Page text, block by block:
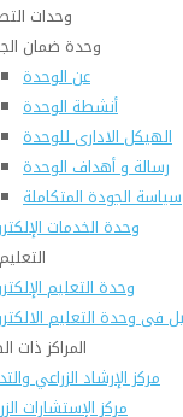
وحدات
وحدة ضمان
عن الوحدة
أنشطة الوحدة
الهيكل الادارى للوحدة
رسالة و أهداف الوحدة
سياسة الجودة المتكاملة
وحدة الخدمات
وحدة التعليم
فى وحدة التعليم
المراكز ذات
مركز الإرشاد الزراعي
مركز الإستشارات